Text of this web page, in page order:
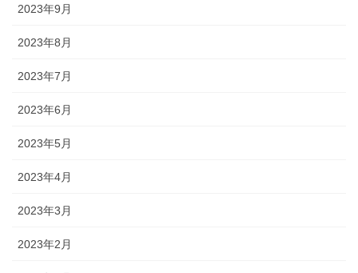
2023年9月
2023年8月
2023年7月
2023年6月
2023年5月
2023年4月
2023年3月
2023年2月